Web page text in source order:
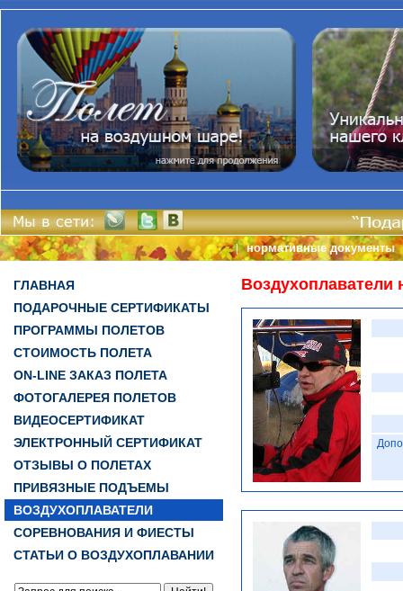
|нормативные документы
ГЛАВНАЯ
ПОДАРОЧНЫЕ СЕРТИФИКАТЫ
ПРОГРАММЫ ПОЛЕТОВ
СТОИМОСТЬ ПОЛЕТА
ON-LINE ЗАКАЗ ПОЛЕТА
ФОТОГАЛЕРЕЯ ПОЛЕТОВ
ВИДЕОСЕРТИФИКАТ
ЭЛЕКТРОННЫЙ СЕРТИФИКАТ
ОТЗЫВЫ О ПОЛЕТАХ
ПРИВЯЗНЫЕ ПОДЪЕМЫ
ВОЗДУХОПЛАВАТЕЛИ
СОРЕВНОВАНИЯ И ФИЕСТЫ
СТАТЬИ О ВОЗДУХОПЛАВАНИИ
Воздухоплаватели